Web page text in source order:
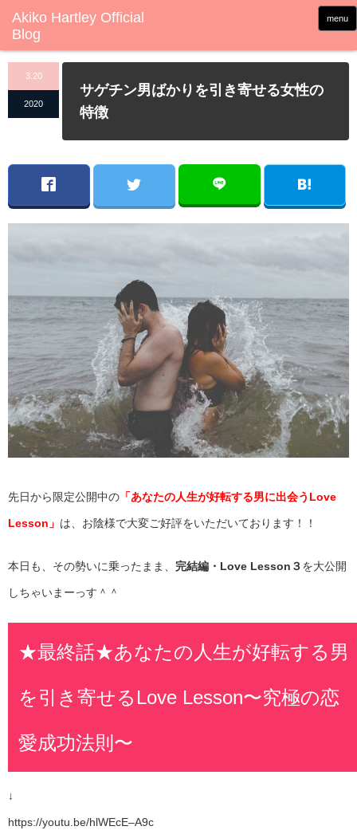
menu
3.20
2020
サゲチン男ばかりを引き寄せる女性の
特徴
先日から限定公開中の 「あなたの人生が好転する男に出会うLove
Lesson」 は、お陰様で大変ご好評をいただいております！！
本日も、その勢いに乗ったまま、 完結編・Love Lesson３を大公開
しちゃいまーっす＾＾
★最終話★あなたの人生が好転する男
を引き寄せるLove Lesson〜究極の恋
愛成功法則〜
↓
https://youtu.be/hlWEcE–A9c